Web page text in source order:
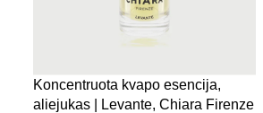
Koncentruota kvapo esencija,
aliejukas | Levante, Chiara Firenze